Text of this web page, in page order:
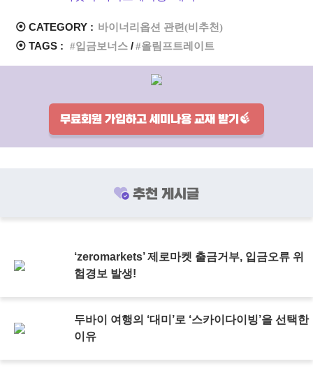
⦿ CATEGORY : 바이너리옵션 관련(비추천)
⦿ TAGS :
입금보너스 올림프트레이트
무료회원 가입하고 세미나용 교재 받기
추천 게시글
‘zeromarkets’ 제로마켓 출금거부, 입금오류 위
험경보 발생!
두바이 여행의 ‘대미’로 ‘스카이다이빙’을 선택한
이유